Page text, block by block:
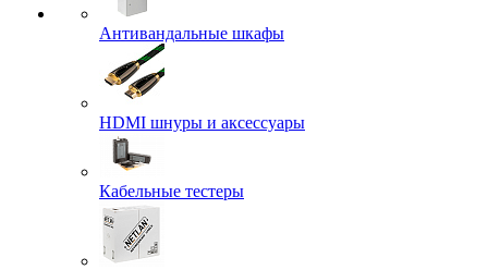
Антивандальные шкафы
HDMI шнуры и аксессуары
Кабельные тестеры